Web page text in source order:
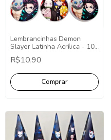
Lembrancinhas Demon
Slayer Latinha Acrílica - 10
Unidades
R$10,90